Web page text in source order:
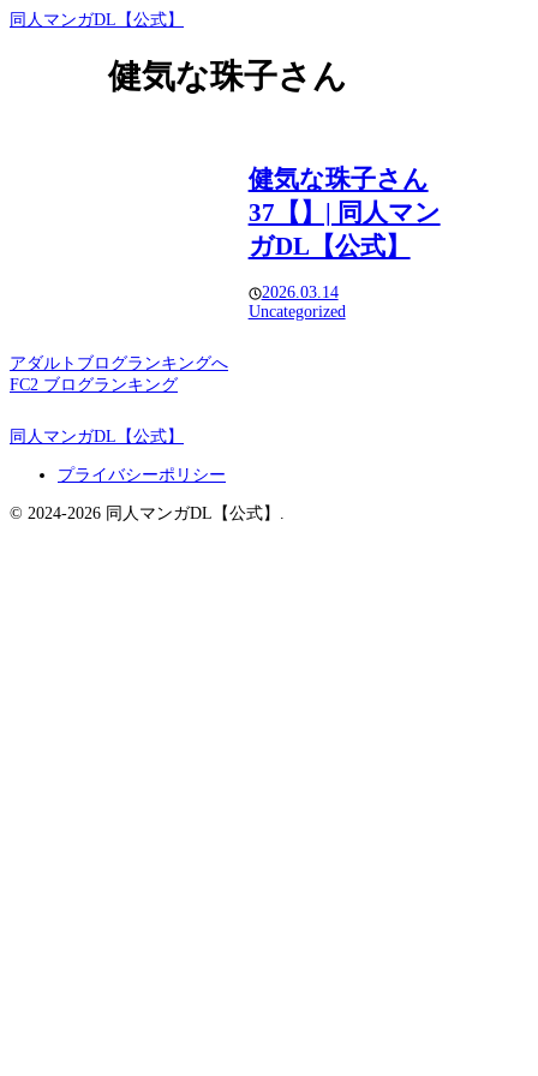
同人マンガDL【公式】
健気な珠子さん
健気な珠子さん
37【】| 同人マン
ガDL【公式】
2026.03.14
Uncategorized
アダルトブログランキングへ
FC2 ブログランキング
同人マンガDL【公式】
プライバシーポリシー
© 2024-2026 同人マンガDL【公式】.